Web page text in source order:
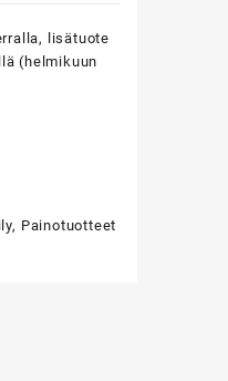
lisätuote
(helmikuun
, Painotuotteet